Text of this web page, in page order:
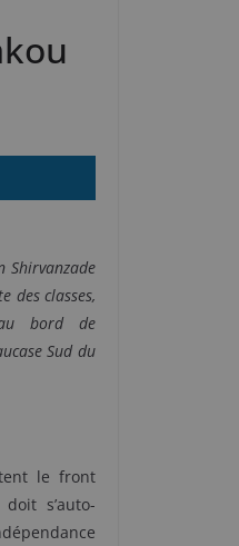
Shirvanzade
des classes,
au bord de
Sud du
le front
s’auto-